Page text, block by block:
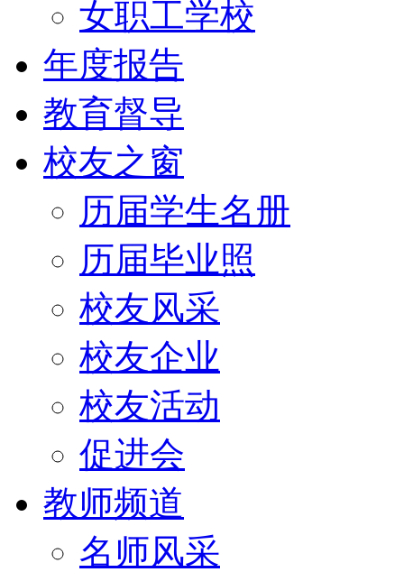
女职工学校
年度报告
教育督导
校友之窗
历届学生名册
历届毕业照
校友风采
校友企业
校友活动
促进会
教师频道
名师风采